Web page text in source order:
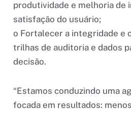
produtividade e melhoria de
satisfação do usuário;
o Fortalecer a integridade e
trilhas de auditoria e dados
decisão.
“Estamos conduzindo uma
focada em resultados: